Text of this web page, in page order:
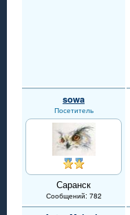
sowa
Посетитель
Саранск
Сообщений: 782